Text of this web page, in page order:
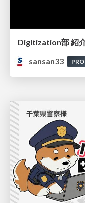
Digitization部 紹
sansan33
PRO